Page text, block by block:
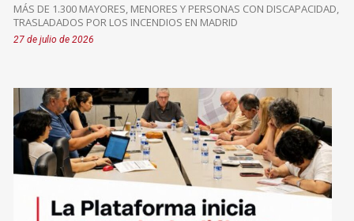
MÁS DE 1.300 MAYORES, MENORES Y PERSONAS CON DISCAPACIDAD,
TRASLADADOS POR LOS INCENDIOS EN MADRID
27 de julio de 2026